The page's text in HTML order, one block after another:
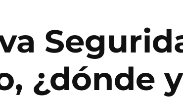
¿dónde